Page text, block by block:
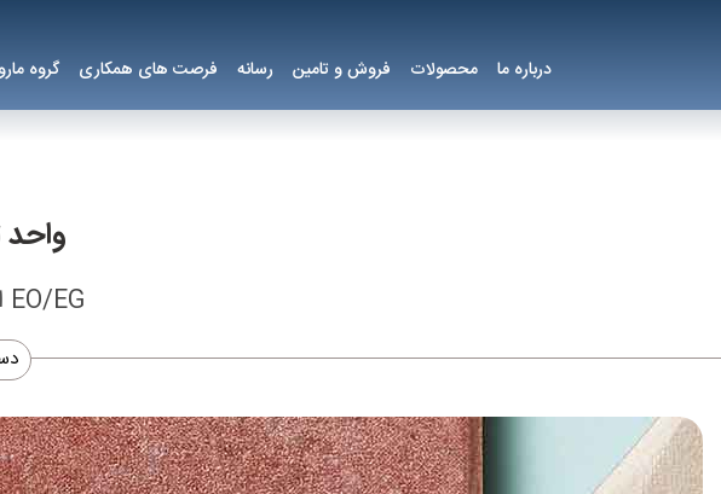
درباره ما محصولات فروش و تامین رسانه فرصت های همکاری گروه
واحد
EO/EG اتیلن اکساید/ اتیلن گلایکول